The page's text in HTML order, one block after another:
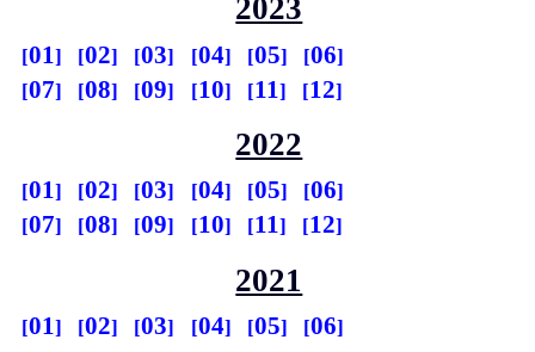
2023
01 02 03 04 05
06
07
08 09 10 11 12
2022
01 02 03 04 05
06
07
08 09 10 11 12
2021
01 02 03 04 05
06